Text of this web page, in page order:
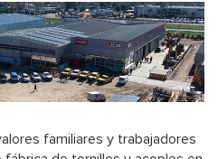
familiares y trabajadores